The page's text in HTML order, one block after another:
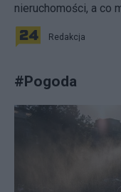
nieruchomości, a co
Redakcja
#Pogoda